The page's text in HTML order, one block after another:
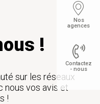
!
sur les réseaux
nous vos avis et
!
Nos
agences
Contactez
- nous